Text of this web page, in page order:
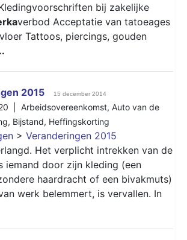
bij zakelijke
verbod Acceptatie van tatoeages
Tattoos, piercings, gouden
2015 15 december 2014
| Arbeidsovereenkomst, Auto van de
, Bijstand, Heffingskorting
> Veranderingen 2015
Het verplicht intrekken van de
iemand door zijn kleding (een
haardracht of een bivakmuts)
werk belemmert, is vervallen. In